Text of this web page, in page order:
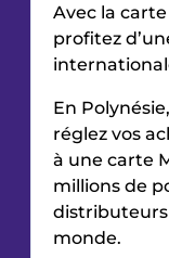
Avec la
profitez
En
réglez vos
à une carte
millions de
monde.